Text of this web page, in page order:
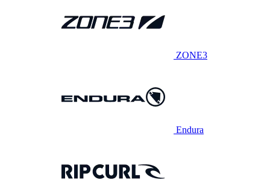
ZONE3
Endura